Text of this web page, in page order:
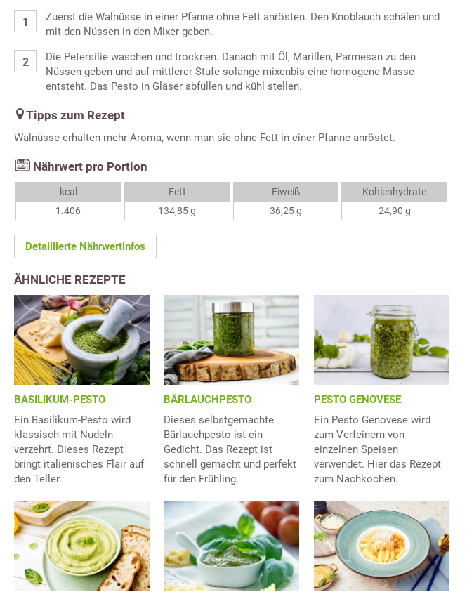
Zuerst die Walnüsse in einer Pfanne ohne Fett anrösten. Den Knoblauch schälen und
mit den Nüssen in den Mixer geben.
Die Petersilie waschen und trocknen. Danach mit Öl, Marillen, Parmesan zu den
Nüssen geben und auf mittlerer Stufe solange mixenbis eine homogene Masse
entsteht. Das Pesto in Gläser abfüllen und kühl stellen.
Tipps zum Rezept
Walnüsse erhalten mehr Aroma, wenn man sie ohne Fett in einer Pfanne anröstet.
Nährwert pro Portion
kcal
1.406
Fett
134,85 g
Eiweiß
36,25 g
Kohlenhydrate
24,90 g
Detaillierte Nährwertinfos
ÄHNLICHE REZEPTE
BASILIKUM-PESTO
Ein Basilikum-Pesto wird
klassisch mit Nudeln
verzehrt. Dieses Rezept
bringt italienisches Flair auf
den Teller.
BÄRLAUCHPESTO
Dieses selbstgemachte
Bärlauchpesto ist ein
Gedicht. Das Rezept ist
schnell gemacht und perfekt
für den Frühling.
PESTO GENOVESE
Ein Pesto Genovese wird
zum Verfeinern von
einzelnen Speisen
verwendet. Hier das Rezept
zum Nachkochen.